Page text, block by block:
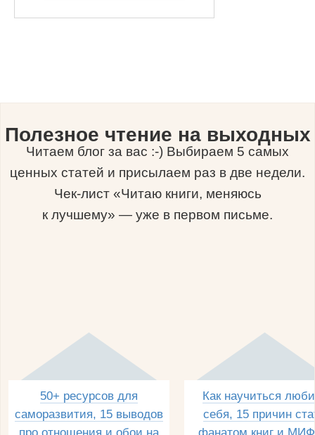
Полезное чтение на выходных
Читаем блог за вас :-) Выбираем 5 самых
ценных статей и присылаем раз в две недели.
Чек-лист «Читаю книги, меняюсь
к лучшему» — уже в первом письме.
50+ ресурсов для
саморазвития, 15 выводов
Как научиться
себя, 15 причин